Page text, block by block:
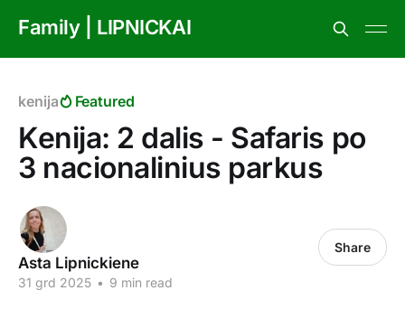
Family | LIPNICKAI
kenija Featured
Kenija: 2 dalis - Safaris po
3 nacionalinius parkus
Asta Lipnickiene
31 grd 2025 • 9 min read
Share